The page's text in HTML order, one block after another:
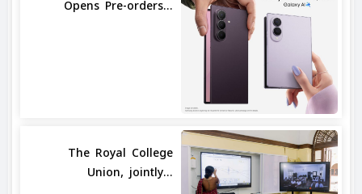
Opens Pre-orders...
The Royal College
Union, jointly...